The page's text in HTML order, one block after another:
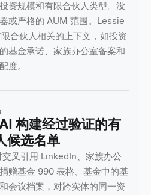
资规模和有限合伙人类型。没
或严格的 AUM 范围。Lessie
合伙人相关的上下文，如投资
基金承诺、家族办公室备案和
度。
构建经过验证的有
候选名单
叉引用 LinkedIn、家族办公
赠基金 990 表格、基金中的基
会议档案，对跨实体的同一资